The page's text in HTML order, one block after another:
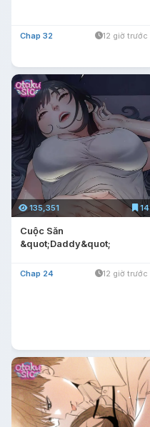
Chap 32 12 giờ trước
135,351 14
Cuộc Săn
&quot;Daddy&quot;
Chap 24 12 giờ trước